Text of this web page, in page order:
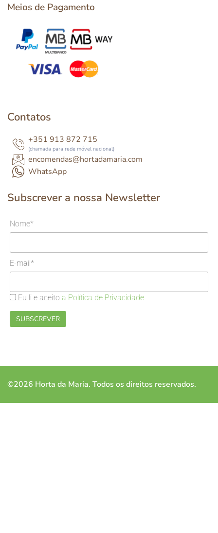
Meios de Pagamento
Contatos
+351 913 872 715
(chamada para rede móvel nacional)
encomendas@hortadamaria.com
WhatsApp
Subscrever a nossa Newsletter
Nome*
E-mail*
Eu li e aceito a Política de Privacidade
©2026 Horta da Maria. Todos os direitos reservados.